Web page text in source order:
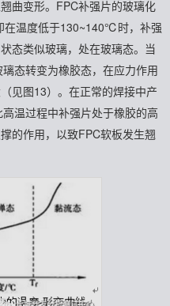
曲变形。FPC补强片的玻璃化
温度低于130~140℃时，补强
态类似玻璃，处在玻璃态。当
态转变为橡胶态，在应力作用
见图13）。在正常的焊接中产
温过程中补强片处于橡胶的高
的作用，以致FPC软板发生翘